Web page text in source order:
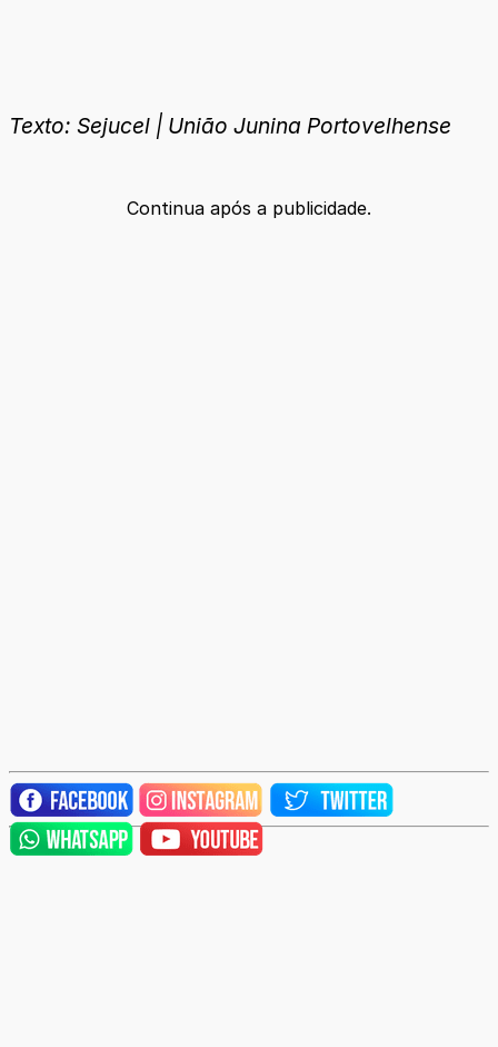
Texto: Sejucel | União Junina Portovelhense
Continua após a publicidade.